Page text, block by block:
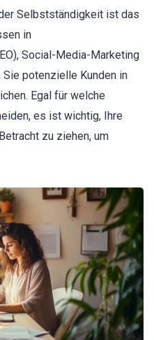
Selbstständigkeit ist das
in
Social-Media-Marketing
potenzielle Kunden in
Egal für welche
es ist wichtig, Ihre
zu ziehen, um